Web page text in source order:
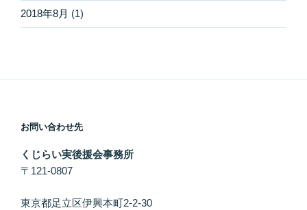
2018年8月 (1)
お問い合わせ先
くじらい実後援会事務所
〒121-0807
東京都足立区伊興本町2-2-30